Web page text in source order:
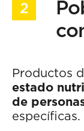
Productos
estado
de
específicas.